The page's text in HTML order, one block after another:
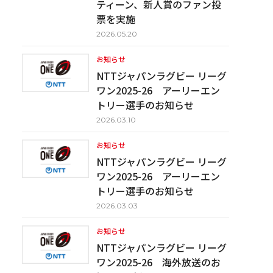
ティーン、新人賞のファン投
票を実施
2026.05.20
お知らせ
NTTジャパンラグビー リーグ
ワン2025-26 アーリーエン
トリー選手のお知らせ
2026.03.10
お知らせ
NTTジャパンラグビー リーグ
ワン2025-26 アーリーエン
トリー選手のお知らせ
2026.03.03
お知らせ
NTTジャパンラグビー リーグ
ワン2025-26 海外放送のお